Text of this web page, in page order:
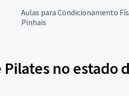
Aulas para Condicionamento
Pinhais
no estado